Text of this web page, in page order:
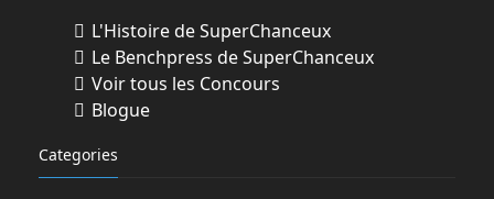
L'Histoire de SuperChanceux
Le Benchpress de SuperChanceux
Voir tous les Concours
Blogue
Categories